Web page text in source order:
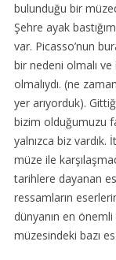
bulunduğu bir
Şehre ayak
var. Picasso’nun
bir nedeni olmalı
olmalıydı. (ne
yer arıyorduk).
bizim olduğumuzu
yalnızca biz
müze ile
tarihlere dayanan
ressamların
dünyanın en
müzesindeki bazı